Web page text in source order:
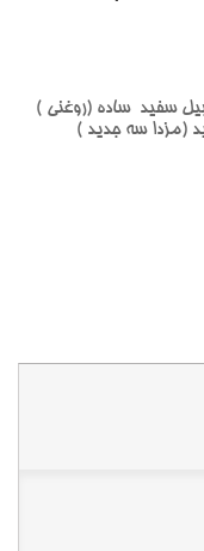
سفید ساده (روغنی )